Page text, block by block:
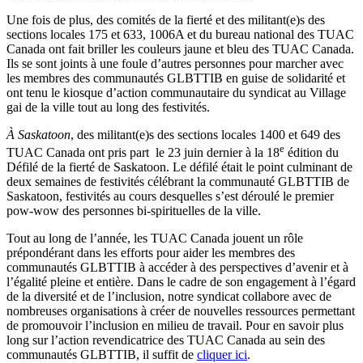
Une fois de plus, des comités de la fierté et des militant(e)s des
sections locales 175 et 633, 1006A et du bureau national des TUAC
Canada ont fait briller les couleurs jaune et bleu des TUAC Canada.
Ils se sont joints à une foule d’autres personnes pour marcher avec
les membres des communautés GLBTTIB en guise de solidarité et
ont tenu le kiosque d’action communautaire du syndicat au Village
gai de la ville tout au long des festivités.
À Saskatoon, des militant(e)s des sections locales 1400 et 649 des
TUAC Canada ont pris part le 23 juin dernier à la 18e édition du
Défilé de la fierté de Saskatoon. Le défilé était le point culminant de
deux semaines de festivités célébrant la communauté GLBTTIB de
Saskatoon, festivités au cours desquelles s’est déroulé le premier
pow-wow des personnes bi-spirituelles de la ville.
Tout au long de l’année, les TUAC Canada jouent un rôle
prépondérant dans les efforts pour aider les membres des
communautés GLBTTIB à accéder à des perspectives d’avenir et à
l’égalité pleine et entière. Dans le cadre de son engagement à l’égard
de la diversité et de l’inclusion, notre syndicat collabore avec de
nombreuses organisations à créer de nouvelles ressources permettant
de promouvoir l’inclusion en milieu de travail. Pour en savoir plus
long sur l’action revendicatrice des TUAC Canada au sein des
communautés GLBTTIB, il suffit de cliquer ici.